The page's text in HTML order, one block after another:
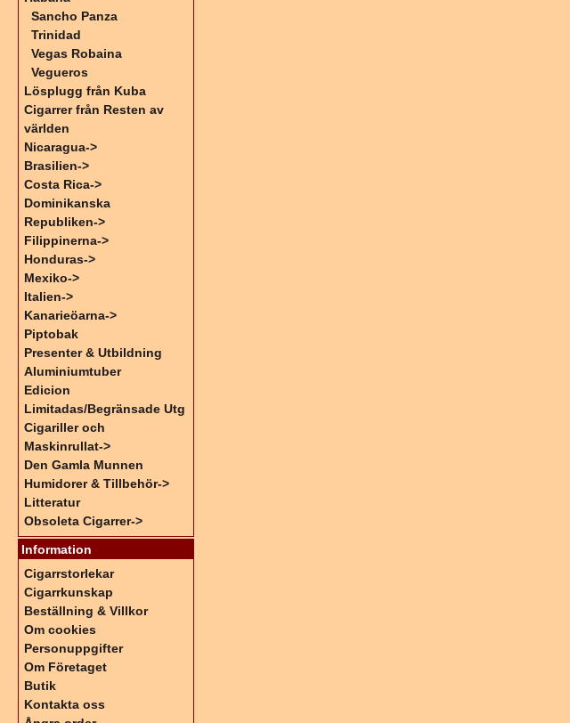
Sancho Panza
Trinidad
Vegas Robaina
Vegueros
Lösplugg från Kuba
Cigarrer från Resten av
världen
Nicaragua->
Brasilien->
Costa Rica->
Dominikanska
Republiken->
Filippinerna->
Honduras->
Mexiko->
Italien->
Kanarieöarna->
Piptobak
Presenter & Utbildning
Aluminiumtuber
Edicion
Limitadas/Begränsade Utg
Cigariller och
Maskinrullat->
Den Gamla Munnen
Humidorer & Tillbehör->
Litteratur
Obsoleta Cigarrer->
Information
Cigarrstorlekar
Cigarrkunskap
Beställning & Villkor
Om cookies
Personuppgifter
Om Företaget
Butik
Kontakta oss